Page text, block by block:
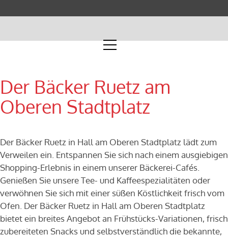
Der Bäcker Ruetz am
Oberen Stadtplatz
Der Bäcker Ruetz in Hall am Oberen Stadtplatz lädt zum
Verweilen ein. Entspannen Sie sich nach einem ausgiebigen
Shopping-Erlebnis in einem unserer Bäckerei-Cafés.
Genießen Sie unsere Tee- und Kaffeespezialitäten oder
verwöhnen Sie sich mit einer süßen Köstlichkeit frisch vom
Ofen. Der Bäcker Ruetz in Hall am Oberen Stadtplatz
bietet ein breites Angebot an Frühstücks-Variationen, frisch
zubereiteten Snacks und selbstverständlich die bekannte,